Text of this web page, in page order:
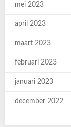
mei 2023
april 2023
maart 2023
februari 2023
januari 2023
december 2022